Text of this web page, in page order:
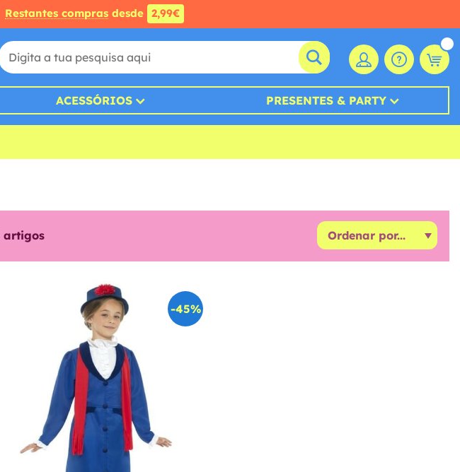
Restantes compras desde 2,99€
ACESSÓRIOS PRESENTES & PARTY
artigos
-45%